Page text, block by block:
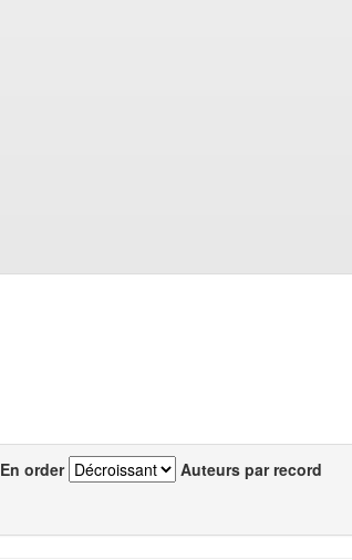
En order Auteurs par record